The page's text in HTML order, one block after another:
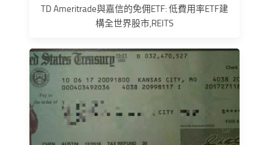
TD Ameritrade與嘉信的免佣ETF: 低費用率ETF建
構全世界股市,REITS